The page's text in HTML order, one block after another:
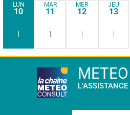
LUN
10
- -
MAR
11
- -
MER
12
- -
JEU
13
- -
METEO
L'ASSISTANCE